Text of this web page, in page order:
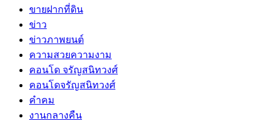
ขายฝากที่ดิน
ข่าว
ข่าวภาพยนต์
ความสวยความงาม
คอนโด จรัญสนิทวงศ์
คอนโดจรัญสนิทวงศ์
คำคม
งานกลางคืน